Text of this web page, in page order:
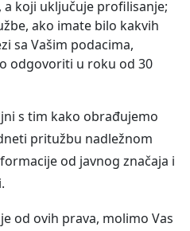
koji uključuje profilisanje;
ako imate bilo kakvih
sa Vašim podacima,
odgovoriti u roku od 30
s tim kako obrađujemo
pritužbu nadležnom
od javnog značaja i
od ovih prava, molimo Vas